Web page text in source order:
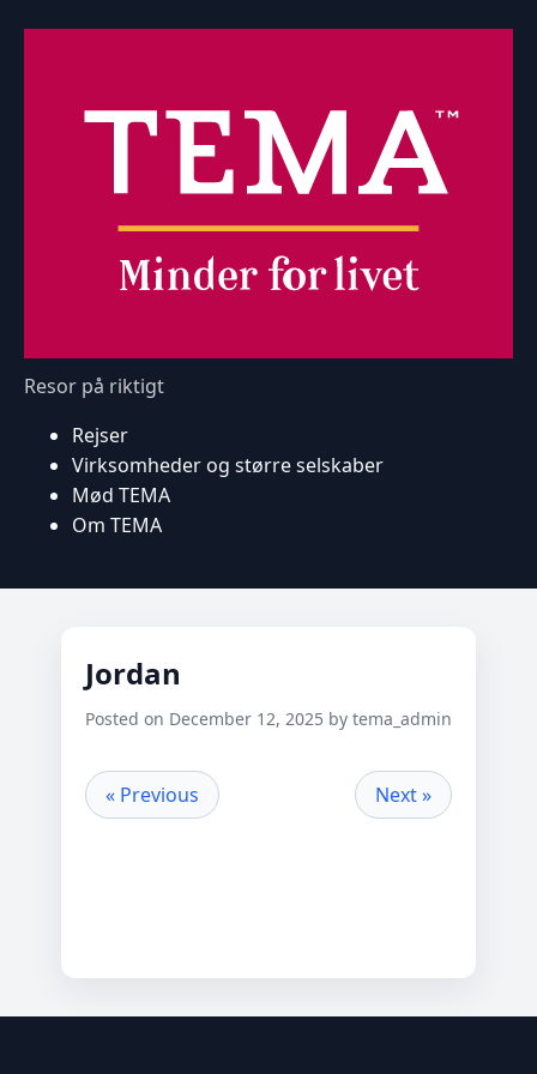
Resor på riktigt
Rejser
Virksomheder og større selskaber
Mød TEMA
Om TEMA
Jordan
Posted on December 12, 2025 by tema_admin
« Previous Next »